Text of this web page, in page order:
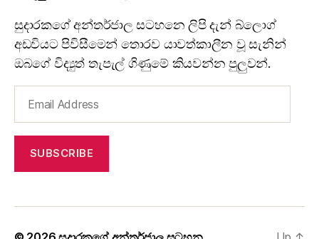
සුදාරකගේ අන්තර්ජාල සටහනෙ ලිපි දැන් බ්ලොග්
අඩවියට පිවිසීමෙන් තොරව යාවත්කාලීන වූ සැනින්
ඔබගේ විද්‍යුත් තැපැල් ගිණුමේ කියවන්න පුලුවන්.
Address
SUBSCRIBE